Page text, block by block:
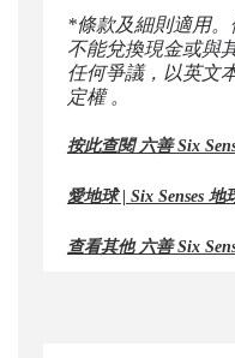
*條款及細則適用。
不能兌換現金或與
任何爭議，以英文
定權 。
按此查閱 六善 Six
愛地球 | Six Senses 地
查看其他 六善 Six